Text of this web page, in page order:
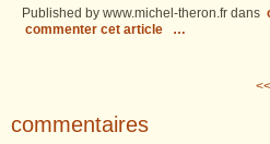
Published by www.michel-theron.fr dans
commenter cet article
…
commentaires